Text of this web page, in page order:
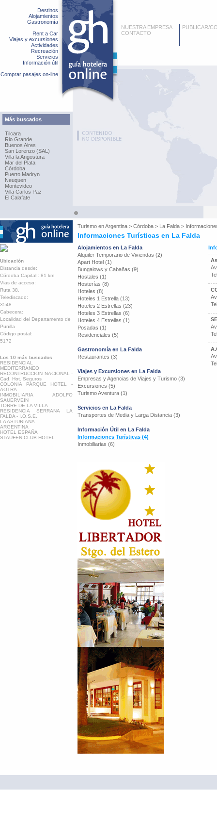
Destinos
Alojamientos
Gastronomía
Rent a Car
Viajes y excursiones
Actividades
Recreación
Servicios
Información útil
Comprar pasajes on-line
Más buscados
Tilcara
Rio Grande
Buenos Aires
San Lorenzo (SAL)
Villa la Angostura
Mar del Plata
Córdoba
Puerto Madryn
Neuquen
Montevideo
Villa Carlos Paz
El Calafate
NUESTRA EMPRESA
CONTACTO
PUBLICAR/
Turismo enArgentina > Córdoba > La Falda >
Informaciones Turísticas en La Falda
Ubicación
Distancia desde:
Córdoba Capital : 81 km
Vias de acceso:
Ruta 38.
Telediscado:
3548
Cabecera:
Localidad del Departamento de
Punilla
Código postal:
5172
Los 10 más buscados
RESIDENCIAL
MEDITERRANEO
RECONTRUCCION NACIONAL -
Cad. Hot. Seguros
COLONIA PARQUE HOTEL -
AOTRA
INMOBILIARIA ADOLFO
SAUERVEIN
TORRE DE LA VILLA
RESIDENCIA SERRANA LA
FALDA - I.O.S.E.
LA ASTURIANA
ARGENTINA
HOTEL ESPAÑA
STAUFEN CLUB HOTEL
Alojamientos en La Falda
Alquiler Temporario de Viviendas (2)
Apart Hotel (1)
Bungalows y Cabañas (9)
Hostales (1)
Hosterías (8)
Hoteles (8)
Hoteles 1 Estrella (13)
Hoteles 2 Estrellas (23)
Hoteles 3 Estrellas (6)
Hoteles 4 Estrellas (1)
Posadas (1)
Residenciales (5)
Gastronomía en La Falda
Restaurantes (3)
Viajes y Excursiones en La Falda
Empresas y Agencias de Viajes y Turismo (3)
Excursiones (5)
Turismo Aventura (1)
Servicios en La Falda
Transportes de Media y Larga Distancia (3)
Información Útil en La Falda
Informaciones Turísticas (4)
Inmobiliarias (6)